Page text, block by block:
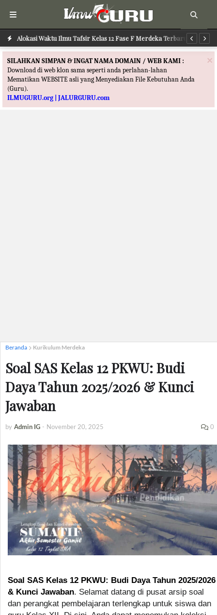
Alokasi Waktu Ilmu Tafsir Kelas 12 Fase F Merdeka Terbaru
×
SILAHKAN SIMPAN & INGAT NAMA DOMAIN / WEB KAMI :
Download di web klon sama seperti anda perlahan-lahan
Mematikan WEBSITE asli yang Menyediakan File Kebutuhan Anda
(Guru).
ILMUGURU.org | JALURGURU.com
Beranda Kurikulum Merdeka
Soal SAS Kelas 12 PKWU: Budi
Daya Tahun 2025/2026 & Kunci
Jawaban
by Admin IG - November 20, 2025 0
Soal SAS Kelas 12 PKWU: Budi Daya Tahun 2025/2026
& Kunci Jawaban. Selamat datang di pusat arsip soal
dan perangkat pembelajaran terlengkap untuk siswa dan